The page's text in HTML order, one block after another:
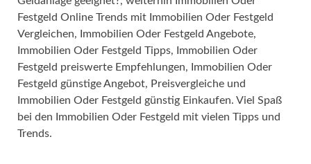
Festgeld Online Trends mit Immobilien Oder Festgeld
Vergleichen, Immobilien Oder Festgeld Angebote,
Immobilien Oder Festgeld Tipps, Immobilien Oder
Festgeld preiswerte Empfehlungen, Immobilien Oder
Festgeld günstige Angebot, Preisvergleiche und
Immobilien Oder Festgeld günstig Einkaufen. Viel Spaß
bei den Immobilien Oder Festgeld mit vielen Tipps und
Trends.